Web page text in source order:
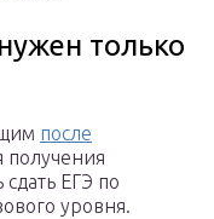
только
после
получения
сдать ЕГЭ по
уровня.